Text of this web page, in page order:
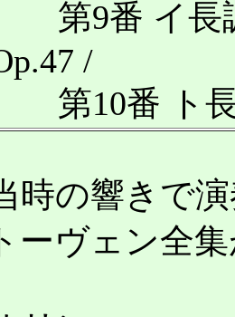
第9番 イ長
/
第10番 ト長
の響きで
ーヴェン全